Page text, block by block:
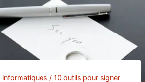
informatiques / 10 outils pour signer